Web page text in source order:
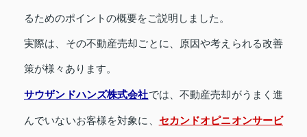
るためのポイントの概要をご説明しました。
実際は、その不動産売却ごとに、原因や考えられる改善
策が様々あります。
サウザンドハンズ株式会社では、不動産売却がうまく進
んでいないお客様を対象に、 セカンドオピニオンサービ